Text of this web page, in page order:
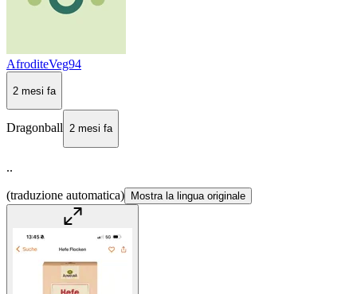
AfroditeVeg94
2 mesi fa
Dragonball 2 mesi fa
..
(traduzione automatica) Mostra la lingua originale